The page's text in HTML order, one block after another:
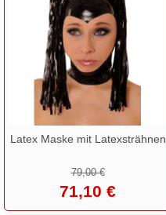
Latex Maske mit Latexsträhnen
79,00 €
71,10 €